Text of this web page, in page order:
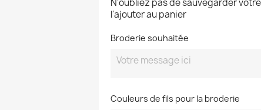
N'oubliez pas de sauvegarder
l'ajouter au panier
Broderie souhaitée
Couleurs de fils pour la broderie